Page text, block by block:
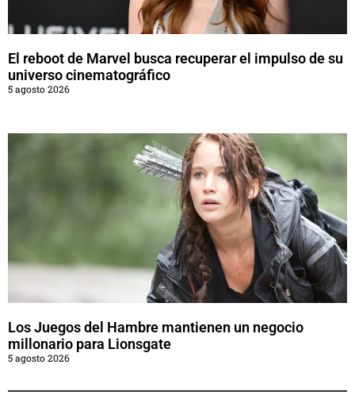
El reboot de Marvel busca recuperar el impulso de su
universo cinematográfico
5 agosto 2026
Los Juegos del Hambre mantienen un negocio
millonario para Lionsgate
5 agosto 2026